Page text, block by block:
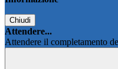
Chiudi
Attendere...
Attendere il completamento